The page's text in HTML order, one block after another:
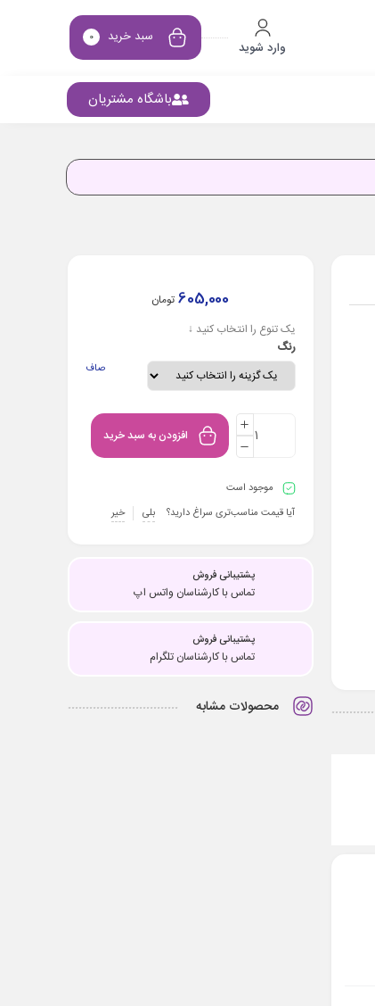
وارد شوید
سبد خرید 0
باشگاه مشتریان
605,000 تومان
یک تنوع را انتخاب کنید ↓
رنگ
صاف
افزودن به سبد خرید
موجود است
آیا قیمت مناسب‌تری سراغ دارید؟
بلی خیر
پشتیبانی فروش
تماس با کارشناسان واتس اپ
پشتیبانی فروش
تماس با کارشناسان تلگرام
محصولات مشابه